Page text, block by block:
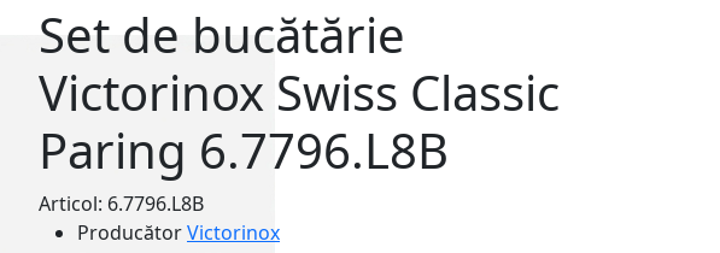
Set de bucătărie
Victorinox Swiss Classic
Paring 6.7796.L8B
Articol: 6.7796.L8B
ProducătorVictorinox